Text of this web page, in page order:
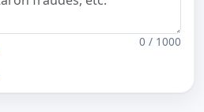
0 / 1000